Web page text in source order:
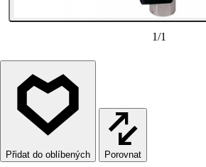
1/1
Porovnat